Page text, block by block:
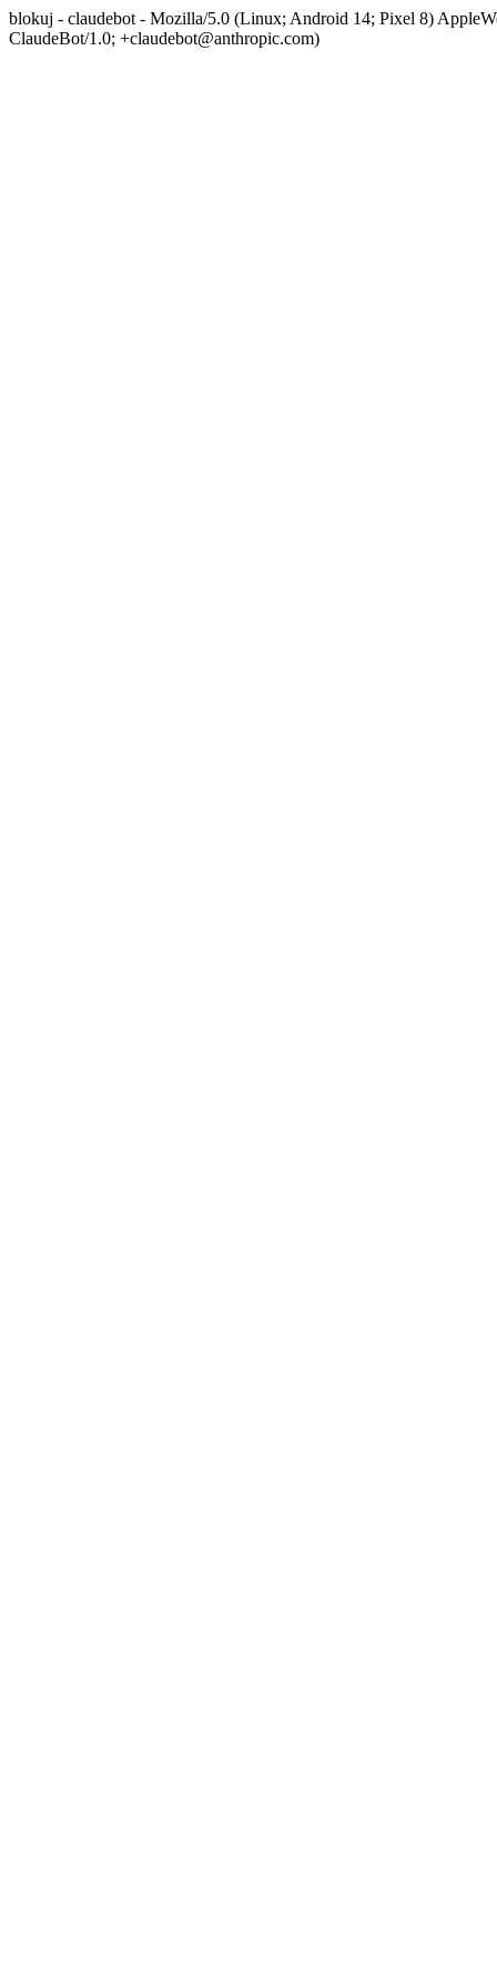
blokuj - claudebot - Mozilla/5.0 (Linux; Android 14; Pixel 8)
ClaudeBot/1.0; +claudebot@anthropic.com)